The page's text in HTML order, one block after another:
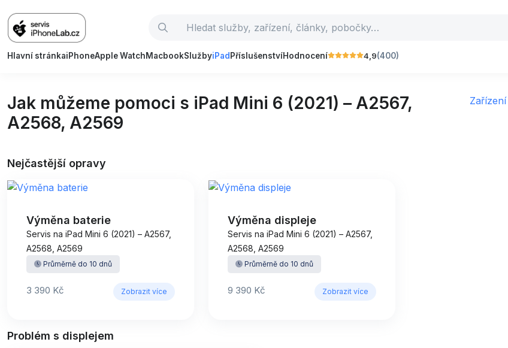
Hlavní stránkaiPhoneApple WatchMacbookSlužbyiPad PříslušenstvíHodnocení 4,9(400)
Jak můžeme pomoci s iPad Mini 6 (2021) – A2567,
A2568, A2569
Zařízení
Nejčastější opravy
Výměna baterie
Servis na iPad Mini 6 (2021) – A2567,
A2568, A2569
Průměrně do 10 dnů
3 390 Kč Zobrazit více
Výměna displeje
Servis na iPad Mini 6 (2021) – A2567,
A2568, A2569
Průměrně do 10 dnů
9 390 Kč Zobrazit více
Problém s displejem